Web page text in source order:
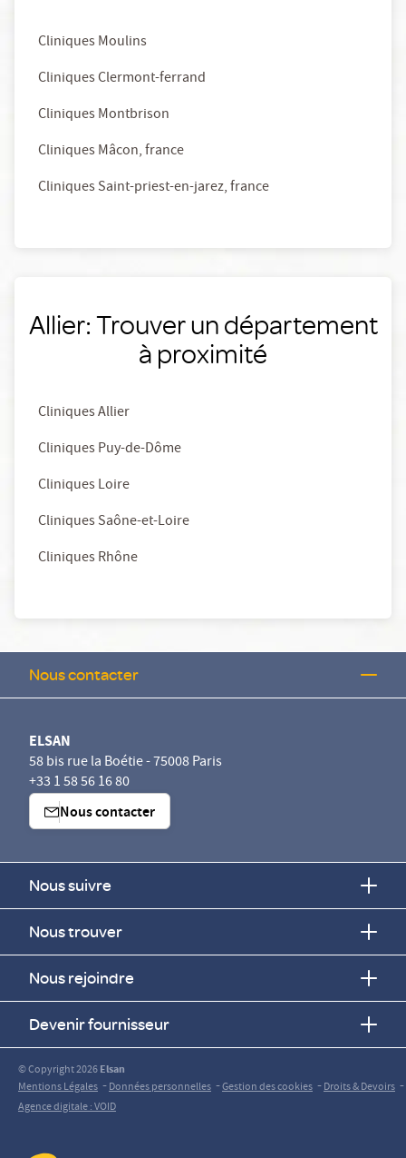
Cliniques Moulins
Cliniques Clermont-ferrand
Cliniques Montbrison
Cliniques Mâcon, france
Cliniques Saint-priest-en-jarez, france
Allier: Trouver un département
à proximité
Cliniques Allier
Cliniques Puy-de-Dôme
Cliniques Loire
Cliniques Saône-et-Loire
Cliniques Rhône
Nous contacter
ELSAN
58 bis rue la Boétie - 75008 Paris
+33 1 58 56 16 80
Nous contacter
Nous suivre
Nous trouver
Nous rejoindre
Devenir fournisseur
© Copyright 2026Elsan
Mentions Légales -Données personnelles -Gestion des cookies -Droits & Devoirs -
Agence digitale : VOID